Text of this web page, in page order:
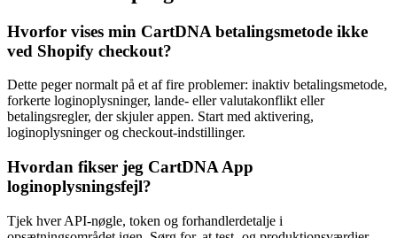
Hvorfor vises min CartDNA betalingsmetode ikke
ved Shopify checkout?
Dette peger normalt på et af fire problemer: inaktiv betalingsmetode,
forkerte loginoplysninger, lande- eller valutakonflikt eller
betalingsregler, der skjuler appen. Start med aktivering,
loginoplysninger og checkout-indstillinger.
Hvordan fikser jeg CartDNA App
loginoplysningsfejl?
Tjek hver API-nøgle, token og forhandlerdetalje i